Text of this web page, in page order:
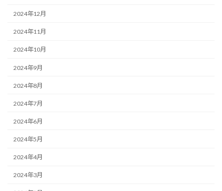
2024年12月
2024年11月
2024年10月
2024年9月
2024年8月
2024年7月
2024年6月
2024年5月
2024年4月
2024年3月